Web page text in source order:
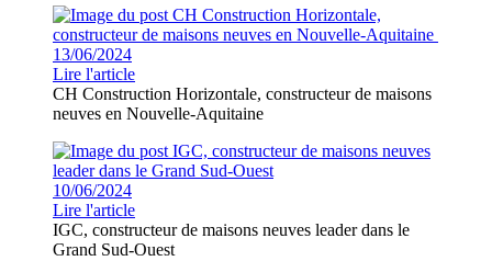
13/06/2024
Lire l'article
CH Construction Horizontale, constructeur de maisons
neuves en Nouvelle-Aquitaine
10/06/2024
Lire l'article
IGC, constructeur de maisons neuves leader dans le
Grand Sud-Ouest